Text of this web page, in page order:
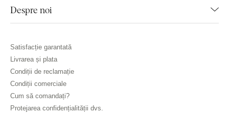
Despre noi
Satisfacție garantată
Livrarea și plata
Condiții de reclamație
Condiții comerciale
Cum să comandați?
Protejarea confidențialității dvs.